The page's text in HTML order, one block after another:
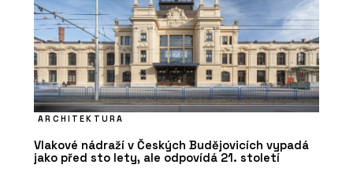
ARCHITEKTURA
Vlakové nádraží v Českých Budějovicích vypadá
jako před sto lety, ale odpovídá 21. století